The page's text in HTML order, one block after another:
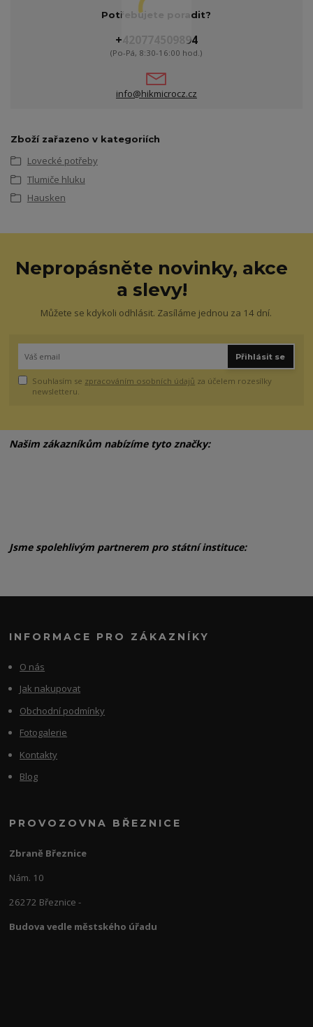
Potřebujete poradit?
+420774509894
(Po-Pá, 8:30-16:00 hod.)
info@hikmicrocz.cz
Zboží zařazeno v kategoriích
Lovecké potřeby
Tlumiče hluku
Hausken
Nepropásněte novinky, akce
a slevy!
Můžete se kdykoli odhlásit. Zasíláme jednou za 14 dní.
Přihlásit se
Souhlasím se zpracováním osobních údajů za účelem rozesílky
newsletteru.
Našim zákazníkům nabízíme tyto značky:
Jsme spolehlivým partnerem pro státní instituce:
INFORMACE PRO ZÁKAZNÍKY
O nás
Jak nakupovat
Obchodní podmínky
Fotogalerie
Kontakty
Blog
PROVOZOVNA BŘEZNICE
Zbraně Březnice
Nám. 10
26272 Březnice -
Budova vedle městského úřadu